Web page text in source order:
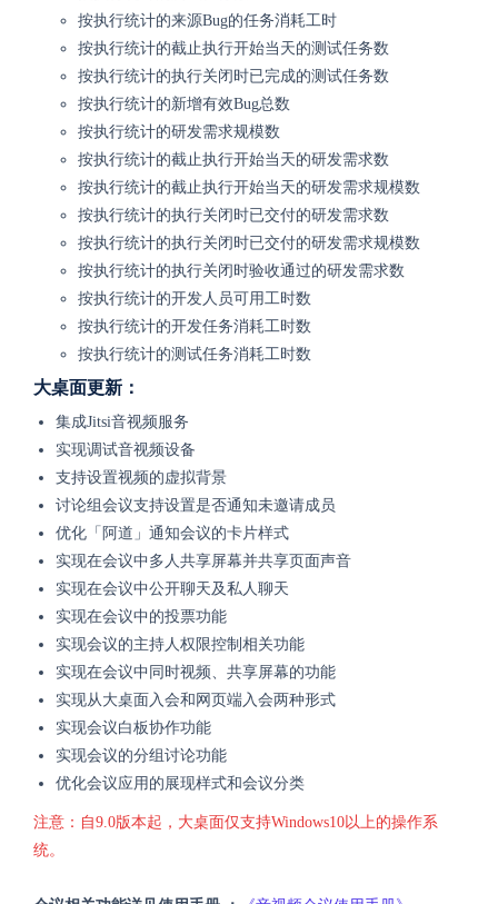
按执行统计的来源Bug的任务消耗工时
按执行统计的截止执行开始当天的测试任务数
按执行统计的执行关闭时已完成的测试任务数
按执行统计的新增有效Bug总数
按执行统计的研发需求规模数
按执行统计的截止执行开始当天的研发需求数
按执行统计的截止执行开始当天的研发需求规模数
按执行统计的执行关闭时已交付的研发需求数
按执行统计的执行关闭时已交付的研发需求规模数
按执行统计的执行关闭时验收通过的研发需求数
按执行统计的开发人员可用工时数
按执行统计的开发任务消耗工时数
按执行统计的测试任务消耗工时数
大桌面更新：
集成Jitsi音视频服务
实现调试音视频设备
支持设置视频的虚拟背景
讨论组会议支持设置是否通知未邀请成员
优化「阿道」通知会议的卡片样式
实现在会议中多人共享屏幕并共享页面声音
实现在会议中公开聊天及私人聊天
实现在会议中的投票功能
实现会议的主持人权限控制相关功能
实现在会议中同时视频、共享屏幕的功能
实现从大桌面入会和网页端入会两种形式
实现会议白板协作功能
实现会议的分组讨论功能
优化会议应用的展现样式和会议分类
注意：自9.0版本起，大桌面仅支持Windows10以上的操作系
统。